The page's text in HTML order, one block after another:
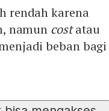
rendah karena
namun costatau
beban bagi